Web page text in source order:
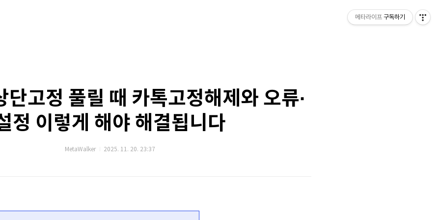
단고정 풀릴 때 카톡고정해제와 오류·
정 이렇게 해야 해결됩니다
MetaWalker 2025. 11. 20. 23:37
메타라이프 구독하기